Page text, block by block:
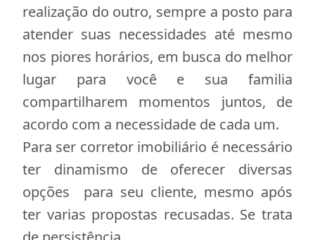
realização do outro, sempre a posto para
atender suas necessidades até mesmo
nos piores horários, em busca do melhor
lugar para você e sua familia
compartilharem momentos juntos, de
acordo com a necessidade de cada um.
Para ser corretor imobiliário é necessário
ter dinamismo de oferecer diversas
opções para seu cliente, mesmo após
ter varias propostas recusadas. Se trata